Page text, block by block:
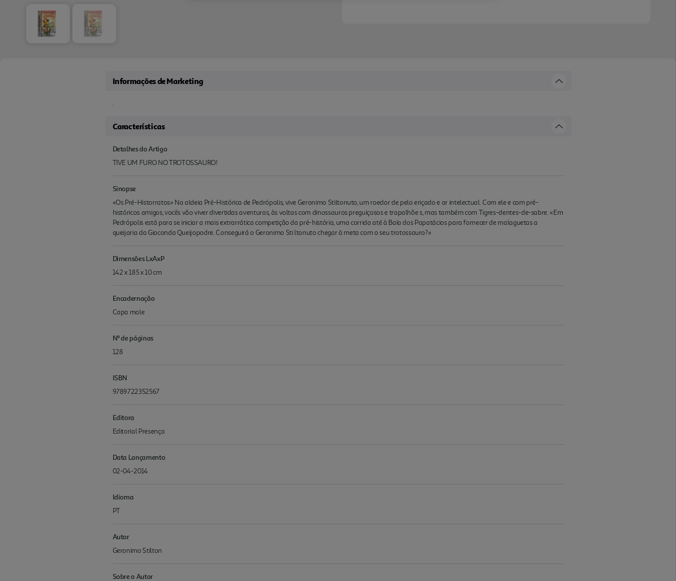
Informações de Marketing
.
Características
Detalhes do Artigo
TIVE UM FURO NO TROTOSSAURO!
Sinopse
«Os Pré-Historratos» Na aldeia Pré-Histórica de Pedrópolis, vive Geronimo Stiltonuto, um roedor de pelo eriçado e ar intelectual. Com ele e com pré-
históricos amigos, vocês vão viver divertidas aventuras, às voltas com dinossauros preguiçosos e trapalhõe s, mas também com Tigres-dentes-de-sabre. «Em
Pedrópolis está para se iniciar a mais extrarrática competição da pré-história, uma corrida até à Baía dos Papatácios para fornecer de malaguetas a
queijaria da Gioconda Queijopodre. Conseguirá o Geronimo Sti ltonuto chegar à meta com o seu trotossauro?»
Dimensões LxAxP
142 x 185 x 10 cm
Encadernação
Capa mole
Nº de páginas
128
ISBN
9789722352567
Editora
Editorial Presença
Data Lançamento
02-04-2014
Idioma
PT
Autor
Geronimo Stilton
Sobre o Autor